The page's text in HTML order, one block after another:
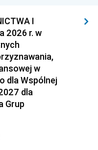
I
2026 r. w
w
dla Wspólnej
dla
Grup